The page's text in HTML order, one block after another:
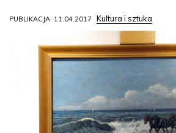
PUBLIKACJA: 11.04.2017 Kultura i sztuka